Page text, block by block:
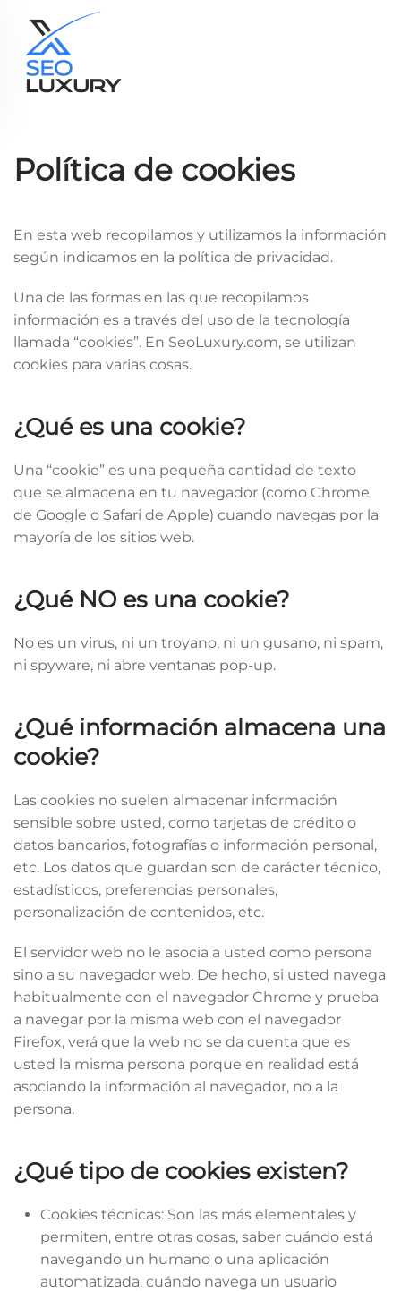
Skip to main content
Política de cookies
En esta web recopilamos y utilizamos la información
según indicamos en la política de privacidad.
Una de las formas en las que recopilamos
información es a través del uso de la tecnología
llamada “cookies”. En SeoLuxury.com, se utilizan
cookies para varias cosas.
¿Qué es una cookie?
Una “cookie” es una pequeña cantidad de texto
que se almacena en tu navegador (como Chrome
de Google o Safari de Apple) cuando navegas por la
mayoría de los sitios web.
¿Qué NO es una cookie?
No es un virus, ni un troyano, ni un gusano, ni spam,
ni spyware, ni abre ventanas pop-up.
¿Qué información almacena una
cookie?
Las cookies no suelen almacenar información
sensible sobre usted, como tarjetas de crédito o
datos bancarios, fotografías o información personal,
etc. Los datos que guardan son de carácter técnico,
estadísticos, preferencias personales,
personalización de contenidos, etc.
El servidor web no le asocia a usted como persona
sino a su navegador web. De hecho, si usted navega
habitualmente con el navegador Chrome y prueba
a navegar por la misma web con el navegador
Firefox, verá que la web no se da cuenta que es
usted la misma persona porque en realidad está
asociando la información al navegador, no a la
persona.
¿Qué tipo de cookies existen?
Cookies técnicas: Son las más elementales y
permiten, entre otras cosas, saber cuándo está
navegando un humano o una aplicación
automatizada, cuándo navega un usuario